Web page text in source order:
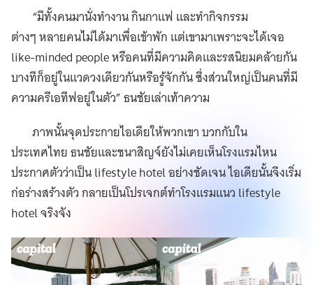
“มีทั้งคนมานั่งทำงาน กินกาแฟ และทำกิจกรรม
ต่างๆ หลายคนไม่ได้มาเพื่อเข้าพัก แต่เขามาเพราะจะได้เจอ
like-minded people หรือคนที่มีความคิดและรสนิยมคล้ายกัน
บางทีก็อยู่ในแวดวงเดียวกันหรือรู้จักกัน ซึ่งส่วนใหญ่เป็นคนที่มี
ความครีเอทีฟอยู่ในตัว” ธนชัยเล่าเท้าความ
ภาพนั้นจุดประกายไอเดียให้พวกเขา บวกกับใน
ประเทศไทย ธนชัยและชนาสิญจ์ยังไม่เคยเห็นโรงแรมไหน
ประกาศตัวว่าเป็น lifestyle hotel อย่างชัดเจน ไอเดียนั้นจึงเริ่ม
ก่อร่างสร้างตัว กลายเป็นโปรเจกต์ทำโรงแรมแนว lifestyle
hotel จริงจัง